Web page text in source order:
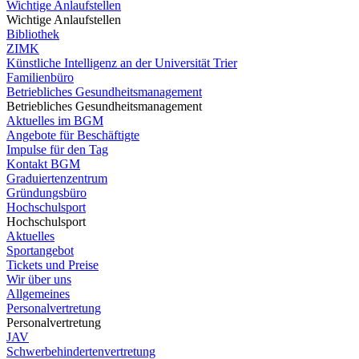
Wichtige Anlaufstellen
Wichtige Anlaufstellen
Bibliothek
ZIMK
Künstliche Intelligenz an der Universität Trier
Familienbüro
Betriebliches Gesundheitsmanagement
Betriebliches Gesundheitsmanagement
Aktuelles im BGM
Angebote für Beschäftigte
Impulse für den Tag
Kontakt BGM
Graduiertenzentrum
Gründungsbüro
Hochschulsport
Hochschulsport
Aktuelles
Sportangebot
Tickets und Preise
Wir über uns
Allgemeines
Personalvertretung
Personalvertretung
JAV
Schwerbehindertenvertretung